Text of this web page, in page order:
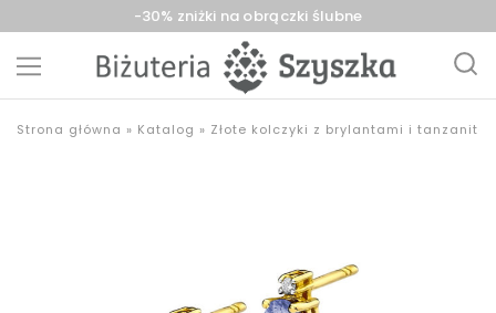
-30% zniżki na obrączki ślubne
Szyszka
z
Strona główna » Katalog » Złote kolczyki z brylantami i